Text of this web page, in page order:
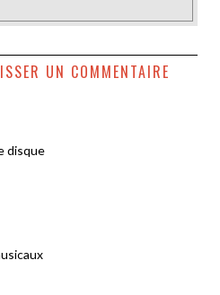
UN COMMENTAIRE
disque